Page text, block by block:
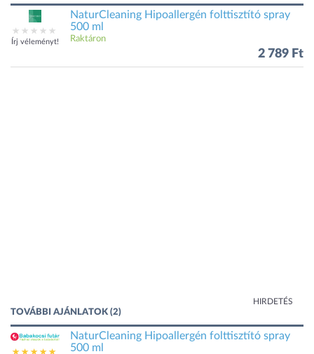
Írj véleményt!
NaturCleaning Hipoallergén folttisztító spray
500 ml
Raktáron
2 789 Ft
HIRDETÉS
TOVÁBBI AJÁNLATOK (2)
NaturCleaning Hipoallergén folttisztító spray
500 ml